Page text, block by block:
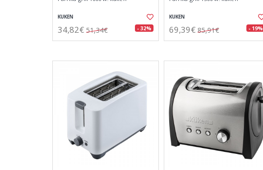
KUKEN
34,82€ 51,34€ - 32%
KUKEN
69,39€ 85,91€ - 19%